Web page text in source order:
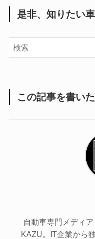
是非、知りたい
この記事を書い
自動車専門メディ
KAZU。IT企業から